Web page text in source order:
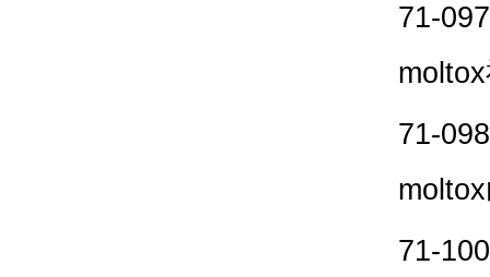
71-
moltox
71-
moltox
71-